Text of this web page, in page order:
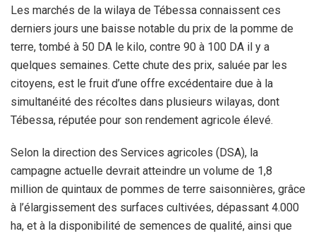
Les marchés de la wilaya de Tébessa connaissent ces
derniers jours une baisse notable du prix de la pomme de
terre, tombé à 50 DA le kilo, contre 90 à 100 DA il y a
quelques semaines. Cette chute des prix, saluée par les
citoyens, est le fruit d’une offre excédentaire due à la
simultanéité des récoltes dans plusieurs wilayas, dont
Tébessa, réputée pour son rendement agricole élevé.
Selon la direction des Services agricoles (DSA), la
campagne actuelle devrait atteindre un volume de 1,8
million de quintaux de pommes de terre saisonnières, grâce
à l’élargissement des surfaces cultivées, dépassant 4.000
ha, et à la disponibilité de semences de qualité, ainsi que